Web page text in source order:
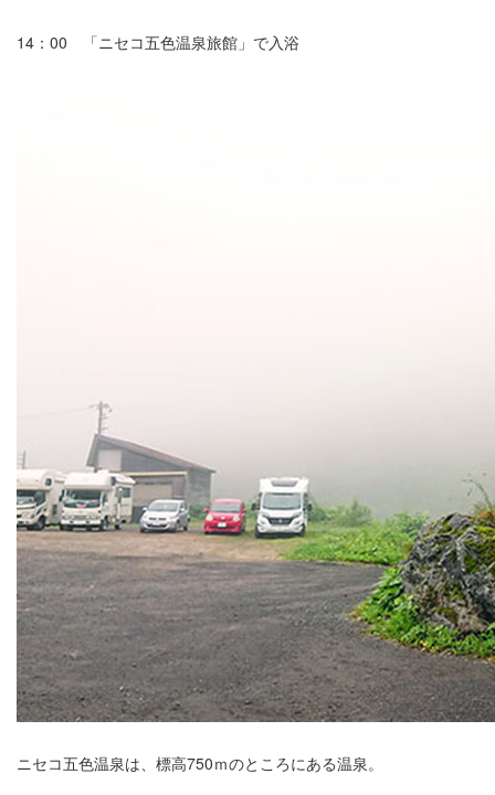
14：00 「ニセコ五色温泉旅館」で入浴
ニセコ五色温泉は、標高750ｍのところにある温泉。